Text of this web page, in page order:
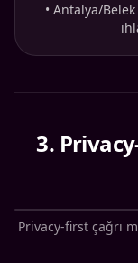
• Antalya/
3.
Privacy-first çağrı